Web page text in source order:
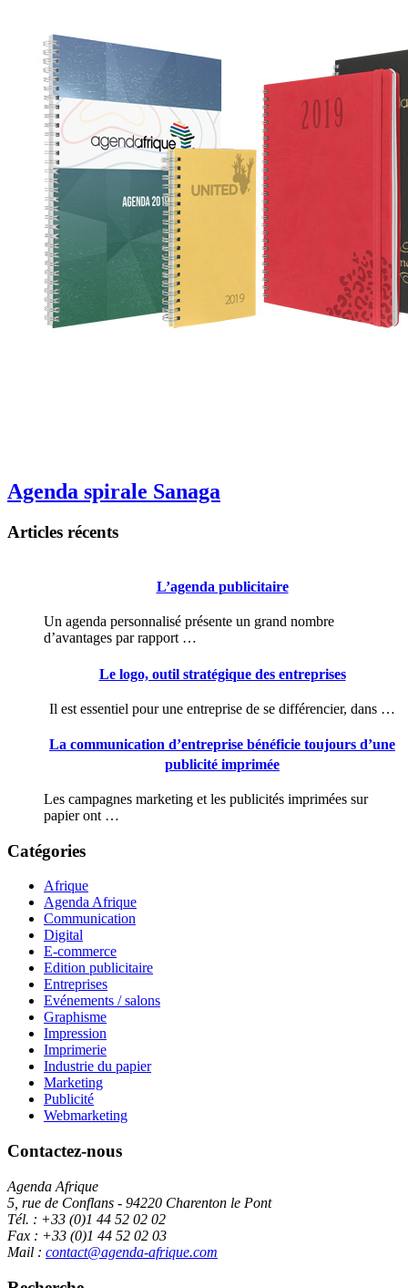
Agenda spirale Sanaga
Articles récents
L’agenda publicitaire
Un agenda personnalisé présente un grand nombre
d’avantages par rapport …
Le logo, outil stratégique des entreprises
Il est essentiel pour une entreprise de se différencier, dans …
La communication d’entreprise bénéficie toujours d’une
publicité imprimée
Les campagnes marketing et les publicités imprimées sur
papier ont …
Catégories
Afrique
Agenda Afrique
Communication
Digital
E-commerce
Edition publicitaire
Entreprises
Evénements / salons
Graphisme
Impression
Imprimerie
Industrie du papier
Marketing
Publicité
Webmarketing
Contactez-nous
Agenda Afrique
5, rue de Conflans - 94220 Charenton le Pont
Tél. : +33 (0)1 44 52 02 02
Fax : +33 (0)1 44 52 02 03
Mail : contact@agenda-afrique.com